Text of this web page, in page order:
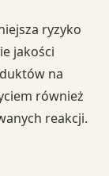
ryzyko
jakości
na
również
reakcji.